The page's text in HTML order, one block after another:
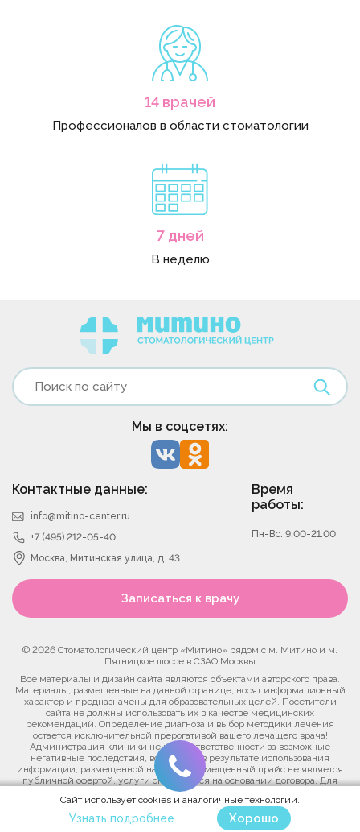
14 врачей
Профессионалов в области стоматологии
7 дней
В неделю
Контактные данные:
info@mitino-center.ru
+7 (495) 212-05-40
Москва, Митинская улица, д. 43
Время
работы:
Пн-Вс: 9:00-21:00
Мы в соцсетях:
Записаться к врачу
© 2026 Стоматологический центр «Митино» рядом с м. Митино и м.
Пятницкое шоссе в СЗАО Москвы
Все материалы и дизайн сайта являются объектами авторского права.
Материалы, размещенные на данной странице, носят информационный
характер и предназначены для образовательных целей. Посетители
сайта не должны использовать их в качестве медицинских
рекомендаций. Определение диагноза и выбор методики лечения
остается исключительной прерогативой вашего лечащего врача!
Администрация клиники не несет ответственности за возможные
негативные последствия, возникшие в результате использования
информации, размещенной на сайте. Размещенный прайс не является
публичной офертой, услуги оказываются на основании договора. Для
уточнения актуальных цен на медицинские услуги позвоните в контакт-
центр клиники.
Политика конфиденциальности
Сайт использует cookies и аналогичные технологии.
Узнать подробнее Хорошо